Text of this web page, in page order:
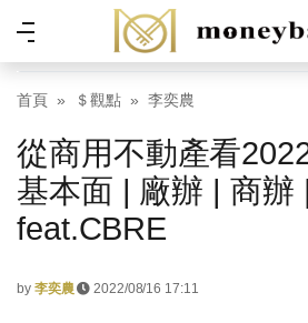
Skip to main content
功
能
表
首頁 ＄觀點 李奕農
從商用不動產看
基本面 | 廠辦 | 商辦
feat.CBRE
by 李奕農 2022/08/16 17:11